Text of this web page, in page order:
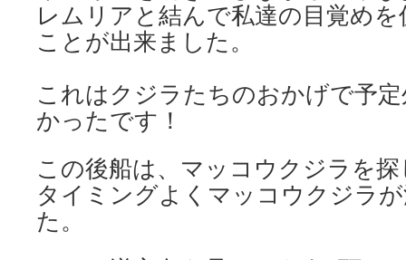
レムリアと結んで私達の目覚め
ことが出来ました。
これはクジラたちのおかげで予
かったです！
この後船は、マッコウクジラを
タイミングよくマッコウクジラ
た。